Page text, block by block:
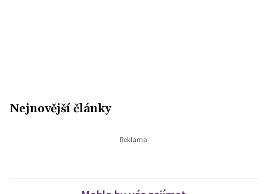
Nejnovější články